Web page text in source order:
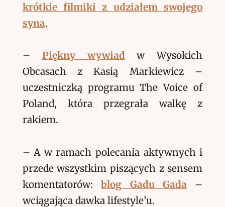
krótkie filmiki z udziałem swojego
syna.
– Piękny wywiadw Wysokich
Obcasach z Kasią Markiewicz –
uczestniczką programu The Voice of
Poland, która przegrała walkę z
rakiem.
– A w ramach polecania aktywnych i
przede wszystkim piszących z sensem
komentatorów:blog Gadu Gada –
wciągająca dawka lifestyle’u.